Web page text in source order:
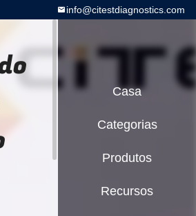
info@citestdiagnostics.com
Casa
Categorias
Produtos
Recursos